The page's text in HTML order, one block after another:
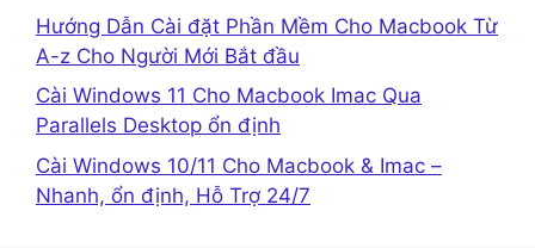
Hướng Dẫn Cài đặt Phần Mềm Cho Macbook Từ
A-z Cho Người Mới Bắt đầu
Cài Windows 11 Cho Macbook Imac Qua
Parallels Desktop ổn định
Cài Windows 10/11 Cho Macbook & Imac –
Nhanh, ổn định, Hỗ Trợ 24/7